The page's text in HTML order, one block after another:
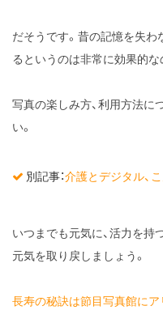
だそうです。昔の記憶を失わ
るというのは非常に効果的な
写真の楽しみ方、利用方法に
い。
別記事：介護とデジタル、
いつまでも元気に、活力を持
元気を取り戻しましょう。
長寿の秘訣は節目写真館にア